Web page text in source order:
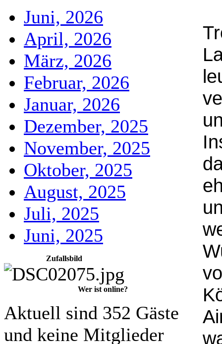
Juni, 2026
April, 2026
März, 2026
Februar, 2026
Januar, 2026
Dezember, 2025
November, 2025
Oktober, 2025
August, 2025
Juli, 2025
Juni, 2025
Zufallsbild
Wer ist online?
Aktuell sind 352 Gäste
und keine Mitglieder